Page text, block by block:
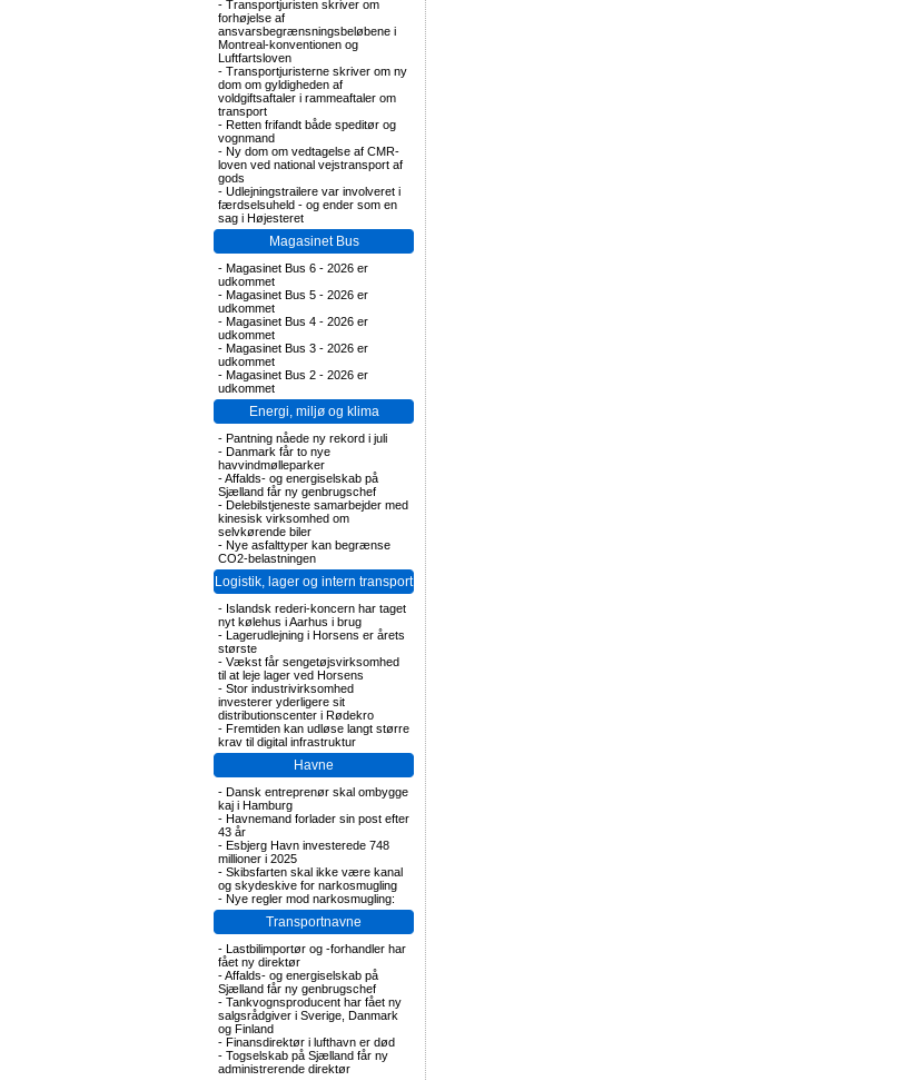
- Transportjuristen skriver om
forhøjelse af
ansvarsbegrænsningsbeløbene i
Montreal-konventionen og
Luftfartsloven
- Transportjuristerne skriver om ny
dom om gyldigheden af
voldgiftsaftaler i rammeaftaler om
transport
- Retten frifandt både speditør og
vognmand
- Ny dom om vedtagelse af CMR-
loven ved national vejstransport af
gods
- Udlejningstrailere var involveret i
færdselsuheld - og ender som en
sag i Højesteret
Magasinet Bus
- Magasinet Bus 6 - 2026 er
udkommet
- Magasinet Bus 5 - 2026 er
udkommet
- Magasinet Bus 4 - 2026 er
udkommet
- Magasinet Bus 3 - 2026 er
udkommet
- Magasinet Bus 2 - 2026 er
udkommet
Energi, miljø og klima
- Pantning nåede ny rekord i juli
- Danmark får to nye
havvindmølleparker
-Affalds- og energiselskab på
Sjælland får ny genbrugschef
- Delebilstjeneste samarbejder med
kinesisk virksomhed om
selvkørende biler
- Nye asfalttyper kan begrænse
CO2-belastningen
Logistik, lager og intern transport
- Islandsk rederi-koncern har taget
nyt kølehus i Aarhus i brug
- Lagerudlejning i Horsens er årets
største
- Vækst får sengetøjsvirksomhed
til at leje lager ved Horsens
- Stor industrivirksomhed
investerer yderligere sit
distributionscenter i Rødekro
- Fremtiden kan udløse langt større
krav til digital infrastruktur
Havne
- Dansk entreprenør skal ombygge
kaj i Hamburg
- Havnemand forlader sin post efter
43 år
- Esbjerg Havn investerede 748
millioner i 2025
- Skibsfarten skal ikke være kanal
og skydeskive for narkosmugling
- Nye regler mod narkosmugling:
Transportnavne
- Lastbilimportør og -forhandler har
fået ny direktør
-Affalds- og energiselskab på
Sjælland får ny genbrugschef
- Tankvognsproducent har fået ny
salgsrådgiver i Sverige, Danmark
og Finland
- Finansdirektør i lufthavn er død
- Togselskab på Sjælland får ny
administrerende direktør